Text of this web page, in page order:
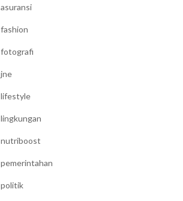
asuransi
fashion
fotografi
jne
lifestyle
lingkungan
nutriboost
pemerintahan
politik